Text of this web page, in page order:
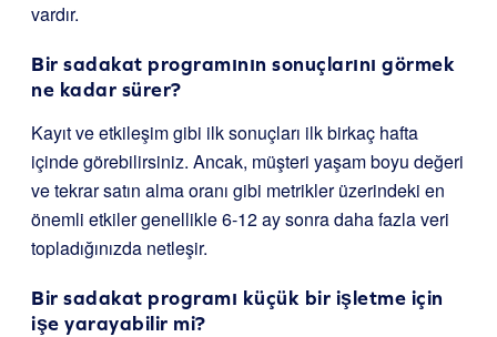
vardır.
Bir sadakat programının sonuçlarını görmek
ne kadar sürer?
Kayıt ve etkileşim gibi ilk sonuçları ilk birkaç hafta
içinde görebilirsiniz. Ancak, müşteri yaşam boyu değeri
ve tekrar satın alma oranı gibi metrikler üzerindeki en
önemli etkiler genellikle 6-12 ay sonra daha fazla veri
topladığınızda netleşir.
Bir sadakat programı küçük bir işletme için
işe yarayabilir mi?